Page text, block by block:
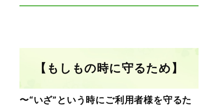
【もしもの時に守るため】
〜“いざ”という時にご利用者様を守るた